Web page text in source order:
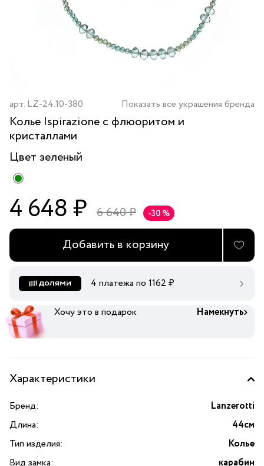
арт. LZ-24.10-380 Показать все украшения бренда
Колье Ispirazione с флюоритом и
кристаллами
Цвет зеленый
4 648 ₽ 6 640 ₽ -30 %
Добавить в корзину
4 платежа по 1162 ₽
Хочу это в подарок Намекнуть
Характеристики
Бренд:
Lanzerotti
Длина:
44см
Тип изделия:
Колье
Вид замка:
карабин